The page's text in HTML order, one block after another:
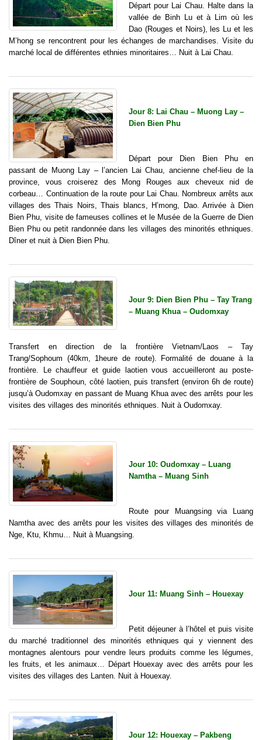
Départ pour Lai Chau. Halte dans la
vallée de Binh Lu et à Lim où les
Dao (Rouges et Noirs), les Lu et les
M’hong se rencontrent pour les échanges de marchandises. Visite du
marché local de différentes ethnies minoritaires… Nuit à Lai Chau.
Jour 8: Lai Chau – Muong Lay –
Dien Bien Phu
Départ pour Dien Bien Phu en
passant de Muong Lay – l’ancien Lai Chau, ancienne chef-lieu de la
province, vous croiserez des Mong Rouges aux cheveux nid de
corbeau… Continuation de la route pour Lai Chau. Nombreux arrêts aux
villages des Thais Noirs, Thais blancs, H’mong, Dao. Arrivée à Dien
Bien Phu, visite de fameuses collines et le Musée de la Guerre de Dien
Bien Phu ou petit randonnée dans les villages des minorités ethniques.
Dîner et nuit à Dien Bien Phu.
Jour 9: Dien Bien Phu – Tay Trang
– Muang Khua – Oudomxay
Transfert en direction de la frontière Vietnam/Laos – Tay
Trang/Sophoum (40km, 1heure de route). Formalité de douane à la
frontière. Le chauffeur et guide laotien vous accueilleront au poste-
frontière de Souphoun, côté laotien, puis transfert (environ 6h de route)
jusqu’à Oudomxay en passant de Muang Khua avec des arrêts pour les
visites des villages des minorités ethniques. Nuit à Oudomxay.
Jour 10: Oudomxay – Luang
Namtha – Muang Sinh
Route pour Muangsing via Luang
Namtha avec des arrêts pour les visites des villages des minorités de
Nge, Ktu, Khmu… Nuit à Muangsing.
Jour 11: Muang Sinh – Houexay
Petit déjeuner à l’hôtel et puis visite
du marché traditionnel des minorités ethniques qui y viennent des
montagnes alentours pour vendre leurs produits comme les légumes,
les fruits, et les animaux… Départ Houexay avec des arrêts pour les
visites des villages des Lanten. Nuit à Houexay.
Jour 12: Houexay – Pakbeng